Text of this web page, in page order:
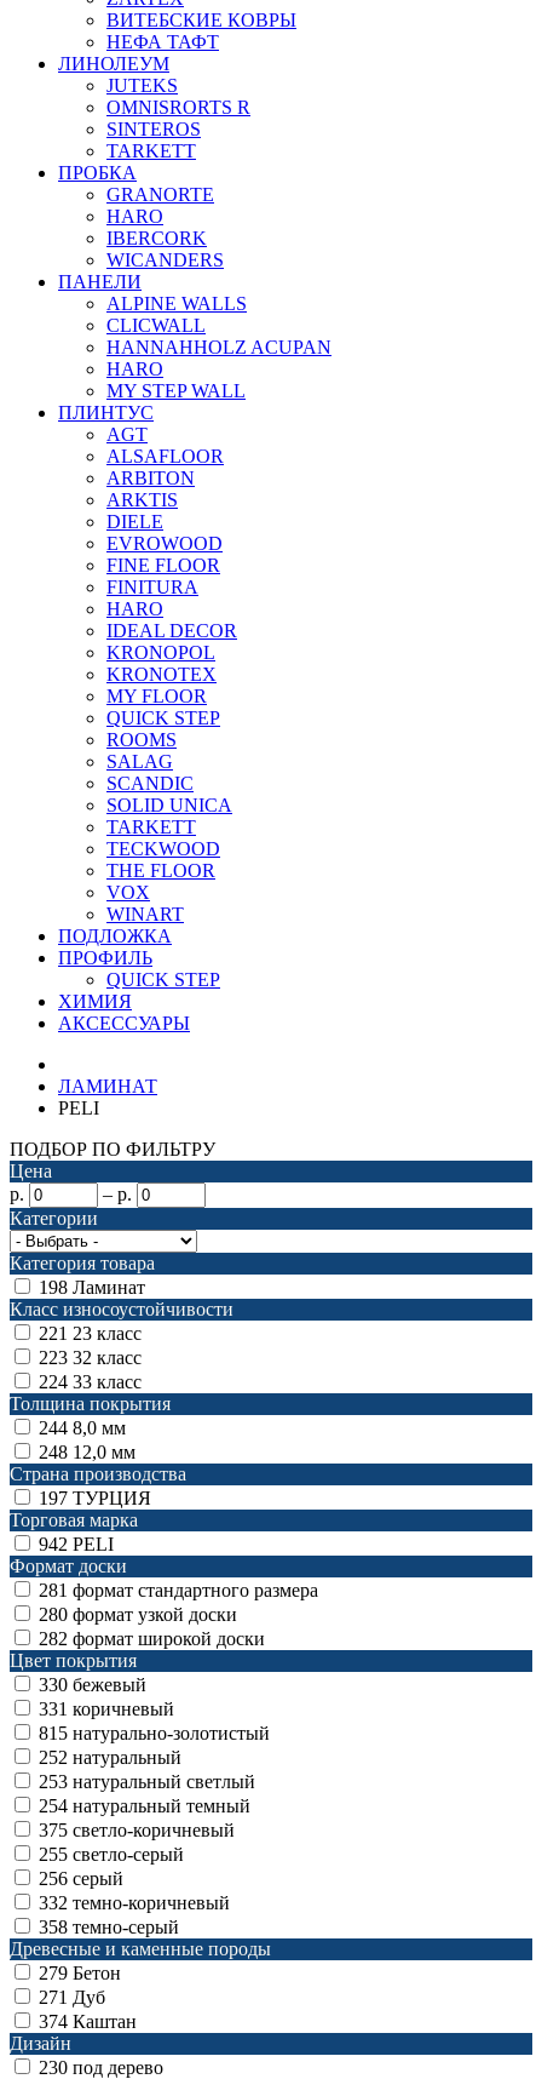
ВИТЕБСКИЕ КОВРЫ
НЕФА ТАФТ
ЛИНОЛЕУМ
JUTEKS
OMNISRORTS R
SINTEROS
TARKETT
ПРОБКА
GRANORTE
HARO
IBERCORK
WICANDERS
ПАНЕЛИ
ALPINE WALLS
CLICWALL
HANNAHHOLZ ACUPAN
HARO
MY STEP WALL
ПЛИНТУС
AGT
ALSAFLOOR
ARBITON
ARKTIS
DIELE
EVROWOOD
FINE FLOOR
FINITURA
HARO
IDEAL DECOR
KRONOPOL
KRONOTEX
MY FLOOR
QUICK STEP
ROOMS
SALAG
SCANDIC
SOLID UNICA
TARKETT
TECKWOOD
THE FLOOR
VOX
WINART
ПОДЛОЖКА
ПРОФИЛЬ
QUICK STEP
ХИМИЯ
АКСЕССУАРЫ
ЛАМИНАТ
PELI
ПОДБОР ПО ФИЛЬТРУ
Цена
р.
– р.
Категории
Категория товара
198 Ламинат
Класс износоустойчивости
221 23 класс
223 32 класс
224 33 класс
Толщина покрытия
244 8,0 мм
248 12,0 мм
Страна производства
197 ТУРЦИЯ
Торговая марка
942 PELI
Формат доски
281 формат стандартного размера
280 формат узкой доски
282 формат широкой доски
Цвет покрытия
330 бежевый
331 коричневый
815 натурально-золотистый
252 натуральный
253 натуральный светлый
254 натуральный темный
375 светло-коричневый
255 светло-серый
256 серый
332 темно-коричневый
358 темно-серый
Древесные и каменные породы
279 Бетон
271 Дуб
374 Каштан
Дизайн
230 под дерево